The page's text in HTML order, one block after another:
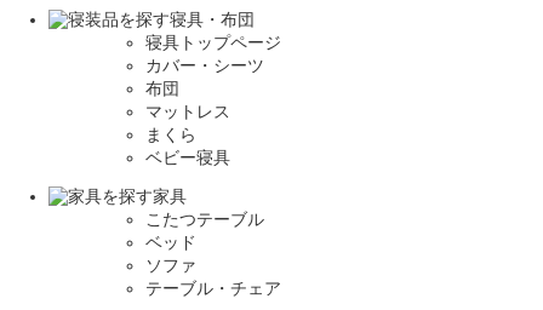
寝具・布団
寝具トップページ
カバー・シーツ
布団
マットレス
まくら
ベビー寝具
家具
こたつテーブル
ベッド
ソファ
テーブル・チェア